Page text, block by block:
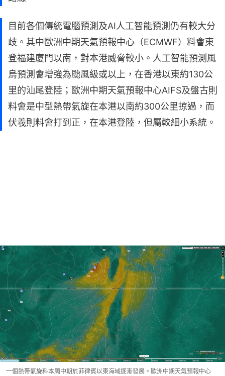
目前各個傳統電腦預測及AI人工智能預測仍有較大分
歧。其中歐洲中期天氣預報中心（ECMWF）料會東
登福建廈門以南，對本港威脅較小。人工智能預測風
烏預測會增強為颱風級或以上，在香港以東約130公
里的汕尾登陸；歐洲中期天氣預報中心AIFS及盤古則
料會是中型熱帶氣旋在本港以南約300公里掠過，而
伏羲則料會打到正，在本港登陸，但屬較細小系統。
一個熱帶氣旋料本周中期於菲律賓以東海域逐漸發展。歐洲中期天氣預報中心